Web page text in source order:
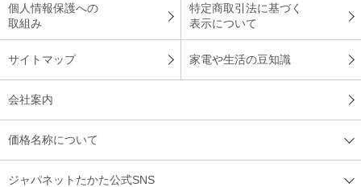
個人情報保護への
取組み
特定商取引法に基づく
表示について
サイトマップ 家電や生活の豆知識
会社案内
価格名称について
ジャパネットたかた公式SNS